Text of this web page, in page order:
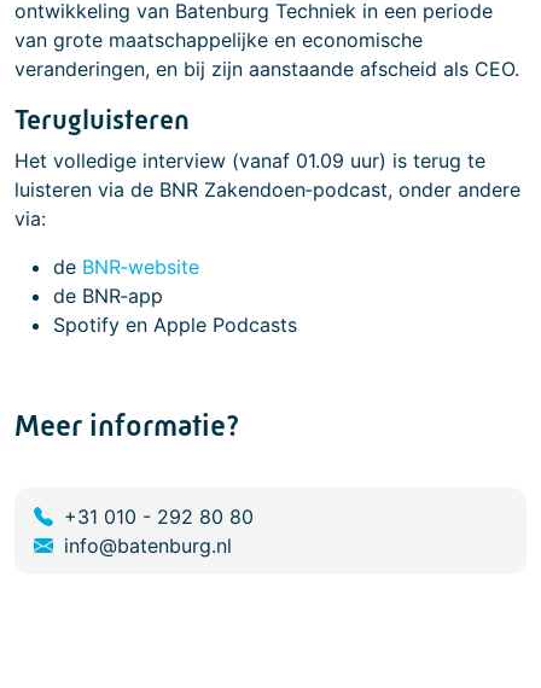
ontwikkeling van Batenburg Techniek in een periode
van grote maatschappelijke en economische
veranderingen, en bij zijn aanstaande afscheid als CEO.
Terugluisteren
Het volledige interview (vanaf 01.09 uur) is terug te
luisteren via de BNR Zakendoen‑podcast, onder andere
via:
de BNR‑website
de BNR‑app
Spotify en Apple Podcasts
Meer informatie?
+31 010 - 292 80 80
info@batenburg.nl